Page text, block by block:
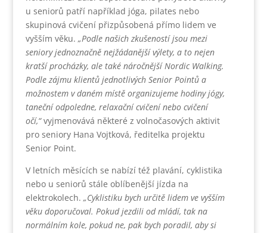
u seniorů patří například jóga, pilates nebo
skupinová cvičení přizpůsobená přímo lidem ve
vyšším věku. „Podle našich zkušeností jsou mezi
seniory jednoznačně nejžádanější výlety, a to nejen
kratší procházky, ale také náročnější Nordic Walking.
Podle zájmu klientů jednotlivých Senior Pointů a
možnostem v daném místě organizujeme hodiny jógy,
taneční odpoledne, relaxační cvičení nebo cvičení
očí,“vyjmenovává některé z volnočasových aktivit
pro seniory Hana Vojtková, ředitelka projektu
Senior Point.
V letních měsících se nabízí též plavání, cyklistika
nebo u seniorů stále oblíbenější jízda na
elektrokolech. „Cyklistiku bych určitě lidem ve vyšším
věku doporučoval. Pokud jezdili od mládí, tak na
normálním kole, pokud ne, pak bych poradil, aby si